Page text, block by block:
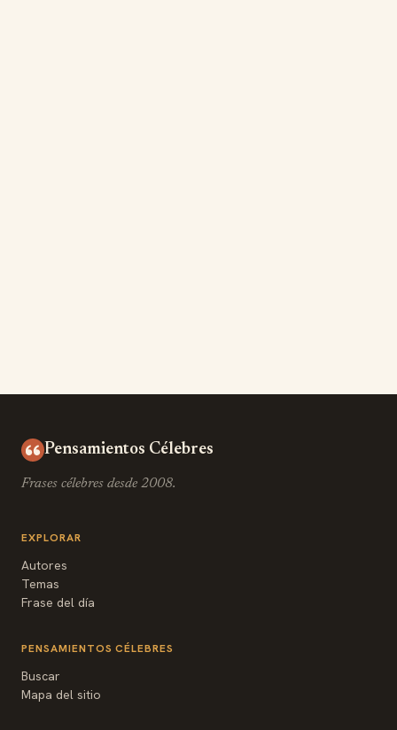
Pensamientos Célebres
Frases célebres desde 2008.
EXPLORAR
Autores
Temas
Frase del día
PENSAMIENTOS CÉLEBRES
Buscar
Mapa del sitio